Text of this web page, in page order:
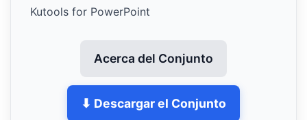
Kutools for PowerPoint
Acerca del Conjunto
⬇ Descargar el Conjunto